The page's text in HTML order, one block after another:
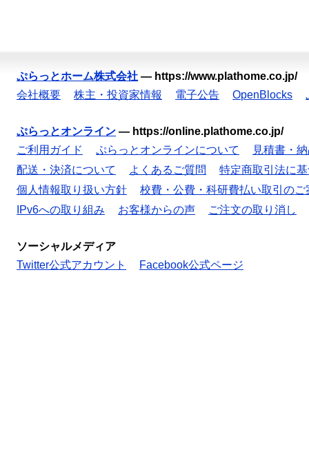
ぷらっとホーム株式会社 — https://www.plathome.co.jp/
会社概要
株主・投資家情報 電子公告 OpenBlocks
ぷらっとオンライン — https://online.plathome.co.jp/
ご利用ガイド
ぷらっとオンラインについて
見積書・
配送・決済について
よくあるご質問
特定商取引法に
個人情報取り扱い方針
校費・公費・科研費払い取引のご
IPv6への取り組み
お客様からの声 ご注文の取り消し
ソーシャルメディア
Twitter公式アカウント
Facebook公式ページ